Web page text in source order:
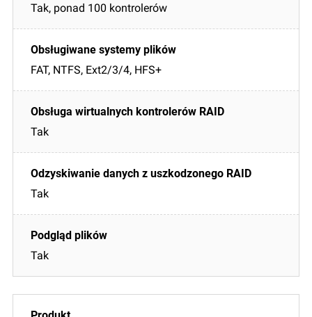
Tak, ponad 100 kontrolerów
FAT, NTFS, Ext2/3/4, HFS+
Tak
Tak
Tak